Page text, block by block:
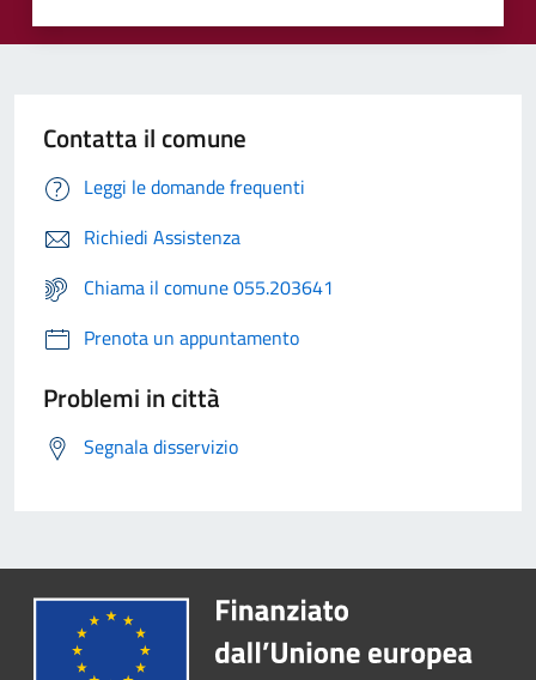
Contatta il comune
Leggi le domande frequenti
Richiedi Assistenza
Chiama il comune 055.203641
Prenota un appuntamento
Problemi in città
Segnala disservizio